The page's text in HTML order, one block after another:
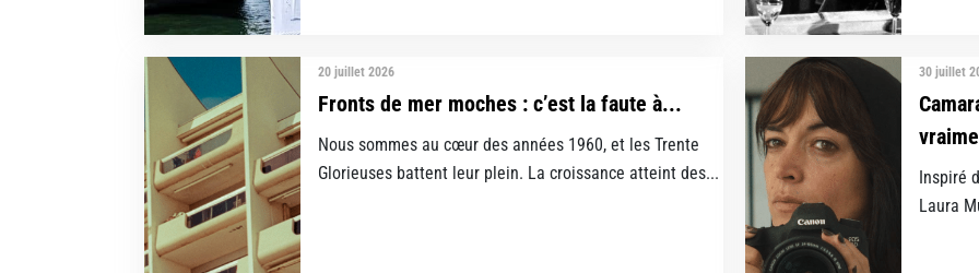
20 juillet 2026
Fronts de mer moches : c’est la faute à...
Nous sommes au cœur des années 1960, et les Trente
Glorieuses battent leur plein. La croissance atteint des...
30 juillet
Inspiré
Laura